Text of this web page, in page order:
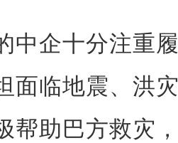
中企十分注重履
面临地震、洪灾
帮助巴方救灾，